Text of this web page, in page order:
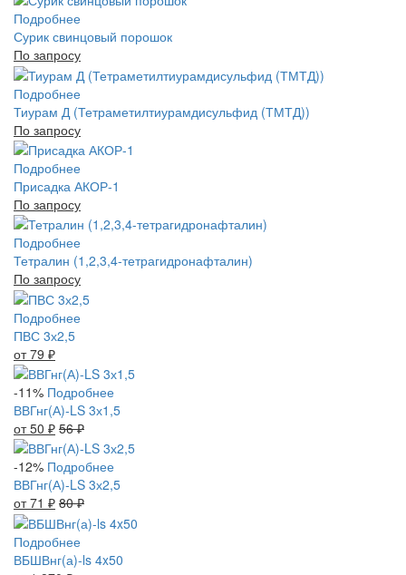
Подробнее
Сурик свинцовый порошок
По запросу
Подробнее
Тиурам Д (Тетраметилтиурамдисульфид (ТМТД))
По запросу
Подробнее
Присадка АКОР-1
По запросу
Подробнее
Тетралин (1,2,3,4-тетрагидронафталин)
По запросу
Подробнее
ПВС 3х2,5
от 79 ₽
-11% Подробнее
ВВГнг(А)-LS 3х1,5
от 50 ₽ 56₽
-12% Подробнее
ВВГнг(А)-LS 3х2,5
от 71 ₽ 80₽
Подробнее
ВБШВнг(а)-ls 4x50